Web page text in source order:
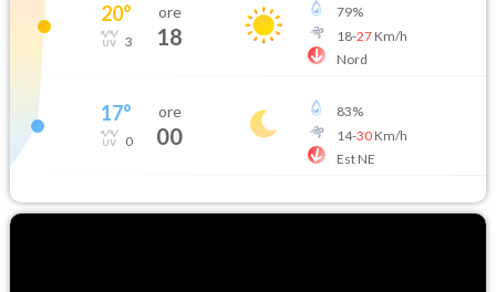
20°
3
ore
18
79%
18-27Km/h
Nord
17°
0
ore
00
83%
14-30Km/h
Est NE